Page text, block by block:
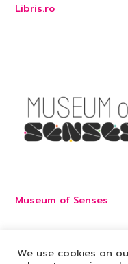
Libris.ro
Museum of Senses
We use cookies on